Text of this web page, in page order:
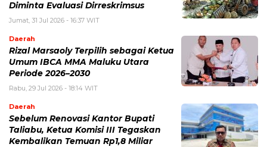
Diminta Evaluasi Dirreskrimsus
Jumat, 31 Jul 2026 - 16:37 WIT
Daerah
Rizal Marsaoly Terpilih sebagai Ketua
Umum IBCA MMA Maluku Utara
Periode 2026–2030
Rabu, 29 Jul 2026 - 18:14 WIT
Daerah
Sebelum Renovasi Kantor Bupati
Taliabu, Ketua Komisi III Tegaskan
Kembalikan Temuan Rp1,8 Miliar